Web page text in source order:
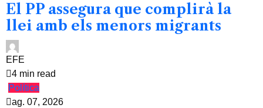
El PP assegura que complirà la
llei amb els menors migrants
EFE
4 min read
Política
ag. 07, 2026